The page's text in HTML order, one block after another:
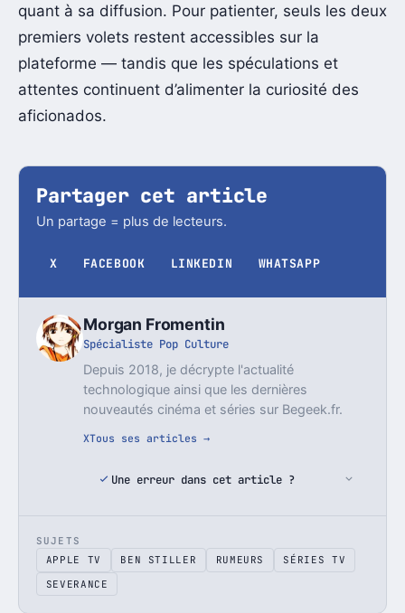
quant à sa diffusion. Pour patienter, seuls les deux
premiers volets restent accessibles sur la
plateforme — tandis que les spéculations et
attentes continuent d’alimenter la curiosité des
aficionados.
Partager cet article
Un partage = plus de lecteurs.
X FACEBOOK LINKEDIN WHATSAPP
Morgan Fromentin
Spécialiste Pop Culture
Depuis 2018, je décrypte l'actualité
technologique ainsi que les dernières
nouveautés cinéma et séries sur Begeek.fr.
XTous ses articles →
Une erreur dans cet article ?
SUJETS
APPLE TV
BEN STILLER RUMEURS
SÉRIES TV
SEVERANCE